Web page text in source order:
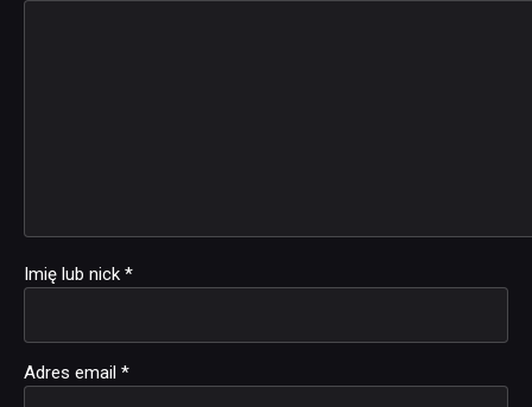
Imię lub nick *
Adres email *